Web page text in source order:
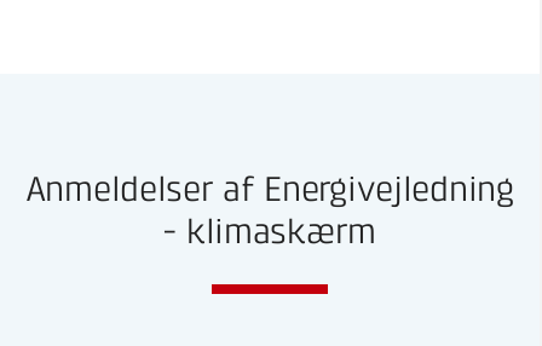
Anmeldelser af Energivejledning
- klimaskærm